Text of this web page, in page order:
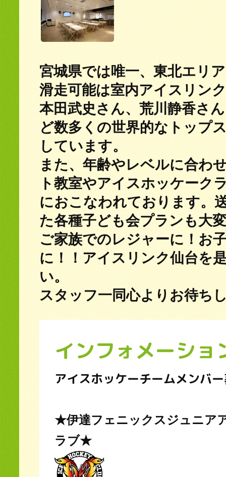
宮城県では唯一、東北エリ
滑走可能は室内アイスリン
本田武史さん、荒川静香さ
ど数多くの世界的なトップ
しています。
また、年齢やレベルに合わ
ト教室やアイスホッケーク
におこなわれております。
た各種子ども会プランも大
ご家族でのレジャーに！お
に！！アイスリンク仙台を
い。
スタッフ一同心よりお待ち
インフォメーショ
アイスホッケーチームメンバ
★伊達フェニックスジュニア
ラブ★